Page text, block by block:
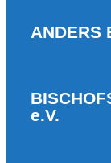
ANDERS
e.V.